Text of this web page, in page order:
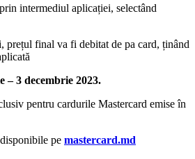
intermediul aplicației, selectând
prețul final va fi debitat de pa card, ținând
– 3 decembrie 2023.
pentru cardurile Mastercard emise în
pe mastercard.md